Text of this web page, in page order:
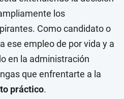
los
Como candidato o
ese empleo de por vida y a
en la administración
que enfrentarte a la
práctico.